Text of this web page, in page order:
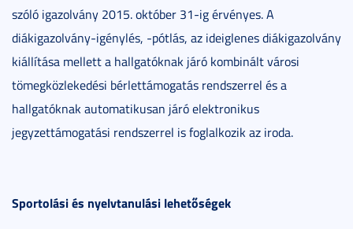
szóló igazolvány 2015. október 31-ig érvényes. A
diákigazolvány-igénylés, -pótlás, az ideiglenes diákigazolvány
kiállítása mellett a hallgatóknak járó kombinált városi
tömegközlekedési bérlettámogatás rendszerrel és a
hallgatóknak automatikusan járó elektronikus
jegyzettámogatási rendszerrel is foglalkozik az iroda.
Sportolási és nyelvtanulási lehetőségek